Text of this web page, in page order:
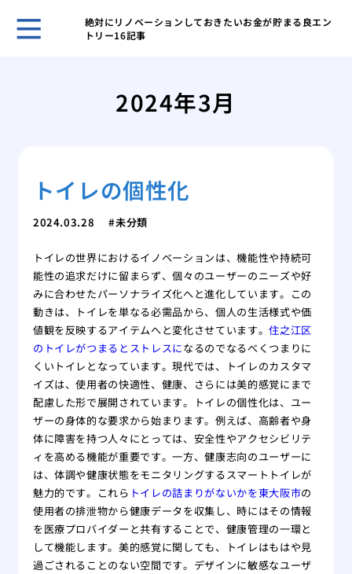
絶対にリノベーションしておきたいお金が貯まる良エン
トリー16記事
2024年3月
トイレの個性化
2024.03.28 未分類
トイレの世界におけるイノベーションは、機能性や持続可
能性の追求だけに留まらず、個々のユーザーのニーズや好
みに合わせたパーソナライズ化へと進化しています。この
動きは、トイレを単なる必需品から、個人の生活様式や価
値観を反映するアイテムへと変化させています。住之江区
のトイレがつまるとストレスになるのでなるべくつまりに
くいトイレとなっています。現代では、トイレのカスタマ
イズは、使用者の快適性、健康、さらには美的感覚にまで
配慮した形で展開されています。トイレの個性化は、ユー
ザーの身体的な要求から始まります。例えば、高齢者や身
体に障害を持つ人々にとっては、安全性やアクセシビリテ
ィを高める機能が重要です。一方、健康志向のユーザーに
は、体調や健康状態をモニタリングするスマートトイレが
魅力的です。これら トイレの詰まりがないかを東大阪市の
使用者の排泄物から健康データを収集し、時にはその情報
を医療プロバイダーと共有することで、健康管理の一環と
して機能します。美的感覚に関しても、トイレはもはや見
過ごされることのない空間です。デザインに敏感なユーザ